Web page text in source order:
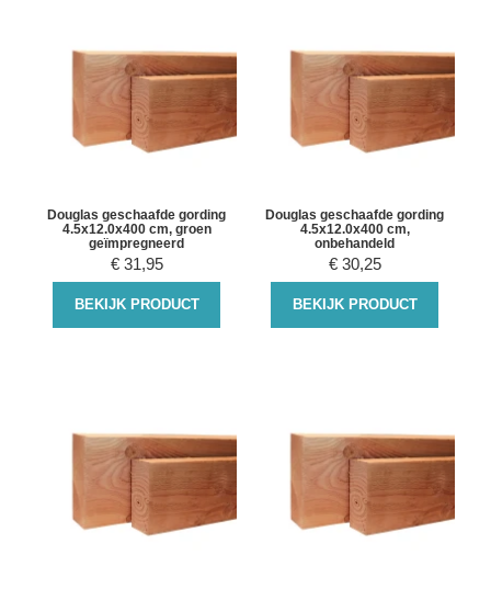
Douglas geschaafde gording
4.5x12.0x400 cm, groen
geïmpregneerd
€ 31,95
BEKIJK PRODUCT
Douglas geschaafde gording
4.5x12.0x400 cm,
onbehandeld
€ 30,25
BEKIJK PRODUCT